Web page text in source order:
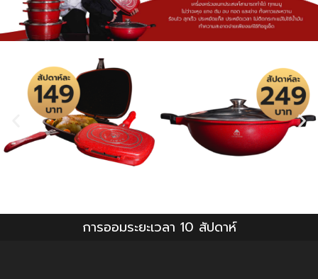
การออมระยะเวลา 10 สัปดาห์